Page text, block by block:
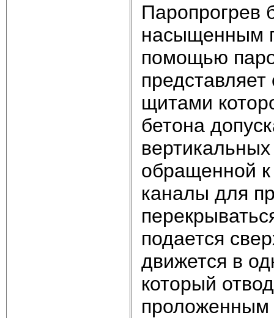
Паропрогрев
насыщенным
помощью
щитами
бетона
обращенной к
каналы для
подается
движется в
который
проложенным